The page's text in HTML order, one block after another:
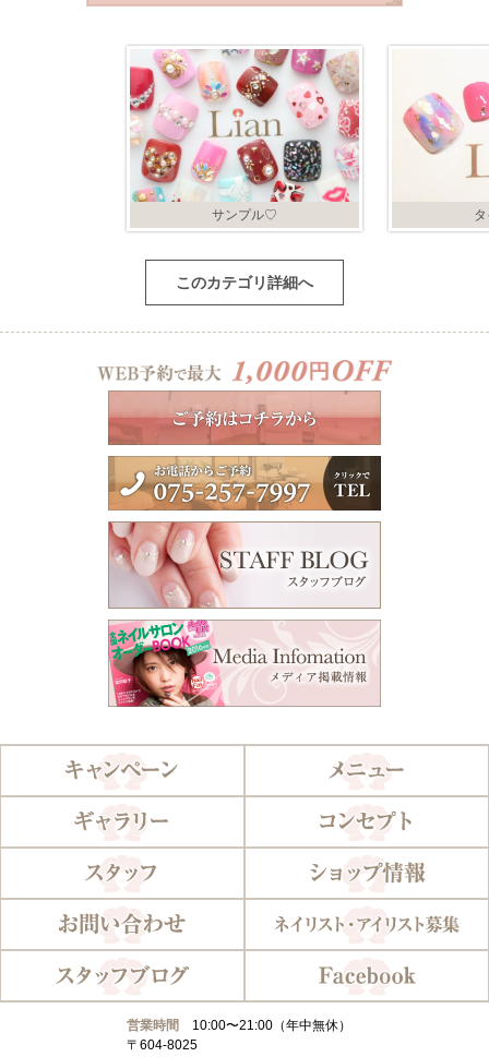
サンプル♡
このカテゴリ詳細へ
営業時間
10:00〜21:00（年中無休）
〒604-8025